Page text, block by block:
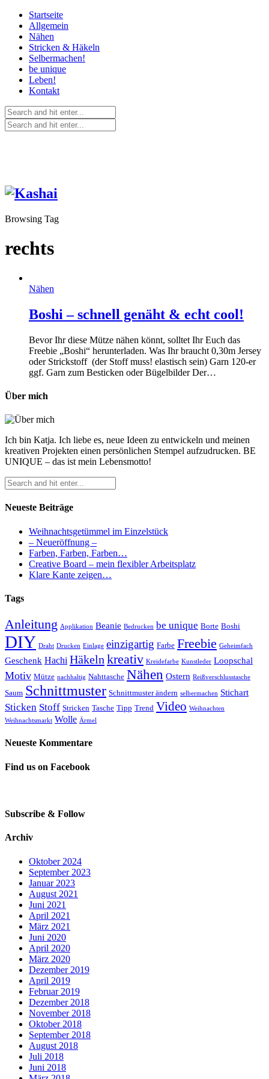
Startseite
Allgemein
Nähen
Stricken & Häkeln
Selbermachen!
be unique
Leben!
Kontakt
Browsing Tag
rechts
Nähen
Boshi – schnell genäht & echt cool!
Bevor Ihr diese Mütze nähen könnt, solltet Ihr Euch das
Freebie „Boshi“ herunterladen. Was Ihr braucht 0,30m Jersey
oder Strickstoff (der Stoff muss! elastisch sein) Garn 120-er
ggf. Garn zum Besticken oder Bügelbilder Der…
Über mich
Ich bin Katja. Ich liebe es, neue Ideen zu entwickeln und meinen
kreativen Projekten einen persönlichen Stempel aufzudrucken. BE
UNIQUE – das ist mein Lebensmotto!
Neueste Beiträge
Weihnachtsgetümmel im Einzelstück
– Neueröffnung –
Farben, Farben, Farben…
Creative Board – mein flexibler Arbeitsplatz
Klare Kante zeigen…
Tags
Anleitung Applikation Beanie Bedrucken be unique Borte Boshi
DIY Draht Drucken Einlage einzigartig Farbe Freebie Geheimfach
Geschenk Hachi Häkeln kreativ Kreidefarbe Kunstleder Loopschal
Motiv Mütze nachhaltig Nahttasche Nähen Ostern Reißverschlusstasche
Saum Schnittmuster Schnittmuster ändern selbermachen Stichart
Sticken Stoff Stricken Tasche Tipp Trend Video Weihnachten
Weihnachtsmarkt Wolle Ärmel
Neueste Kommentare
Find us on Facebook
Subscribe & Follow
Archiv
Oktober 2024
September 2023
Januar 2023
August 2021
Juni 2021
April 2021
März 2021
Juni 2020
April 2020
März 2020
Dezember 2019
April 2019
Februar 2019
Dezember 2018
November 2018
Oktober 2018
September 2018
August 2018
Juli 2018
Juni 2018